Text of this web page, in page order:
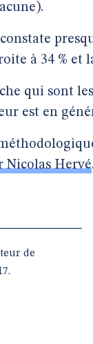
à 34 % et
qui sont
est en
Nicolas Hervé
de